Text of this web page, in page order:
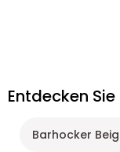
Entdecken
Barhocker